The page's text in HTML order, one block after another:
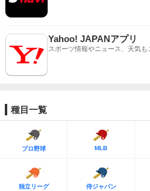
Yahoo! JAPANアプリ
スポーツ情報やニュース、天気も
種目一覧
プロ野球 MLB
独立リーグ 侍ジャパン